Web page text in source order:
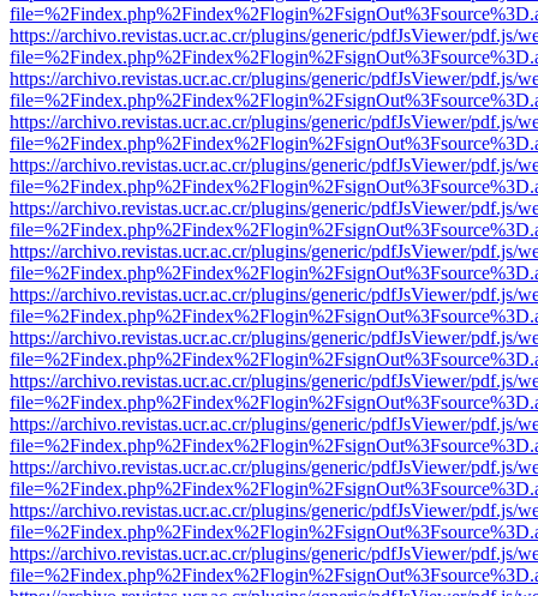
https://archivo.revistas.ucr.ac.cr/plugins/generic/pdfJsViewer/pdf.js/
https://archivo.revistas.ucr.ac.cr/plugins/generic/pdfJsViewer/pdf.js/
https://archivo.revistas.ucr.ac.cr/plugins/generic/pdfJsViewer/pdf.js/
https://archivo.revistas.ucr.ac.cr/plugins/generic/pdfJsViewer/pdf.js/
https://archivo.revistas.ucr.ac.cr/plugins/generic/pdfJsViewer/pdf.js/
https://archivo.revistas.ucr.ac.cr/plugins/generic/pdfJsViewer/pdf.js/
https://archivo.revistas.ucr.ac.cr/plugins/generic/pdfJsViewer/pdf.js/
https://archivo.revistas.ucr.ac.cr/plugins/generic/pdfJsViewer/pdf.js/
https://archivo.revistas.ucr.ac.cr/plugins/generic/pdfJsViewer/pdf.js/
https://archivo.revistas.ucr.ac.cr/plugins/generic/pdfJsViewer/pdf.js/
https://archivo.revistas.ucr.ac.cr/plugins/generic/pdfJsViewer/pdf.js/
https://archivo.revistas.ucr.ac.cr/plugins/generic/pdfJsViewer/pdf.js/
https://archivo.revistas.ucr.ac.cr/plugins/generic/pdfJsViewer/pdf.js/